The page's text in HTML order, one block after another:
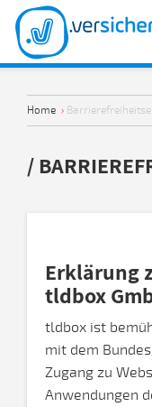
Home ›
/
Erklärung
tldbox
tldbox ist
mit dem
Zugang zu
Anwendungen